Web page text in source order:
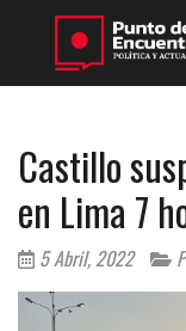
Castillo
en Lima 7
5 Abril, 2022